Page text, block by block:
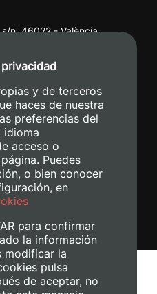
n. 46022 - València
04 00 50
legal
y de terceros
haces de nuestra
preferencias del
idioma
acceso o
Puedes
o bien conocer
en
para confirmar
la información
modificar la
pulsa
de aceptar, no